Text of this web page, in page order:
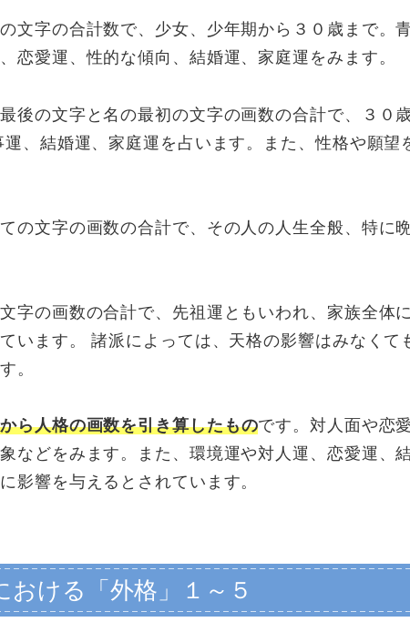
文字の合計数で、少女、少年期から３０歳まで。
恋愛運、性的な傾向、結婚運、家庭運をみます。
後の文字と名の最初の文字の画数の合計で、３０
、結婚運、家庭運を占います。また、性格や願望
の文字の画数の合計で、その人の人生全般、特に
字の画数の合計で、先祖運ともいわれ、家族全体
います。 諸派によっては、天格の影響はみなくて
。
ら人格の画数を引き算したものです。対人面や恋
などをみます。また、環境運や対人運、恋愛運、
影響を与えるとされています。
おける「外格」１～５